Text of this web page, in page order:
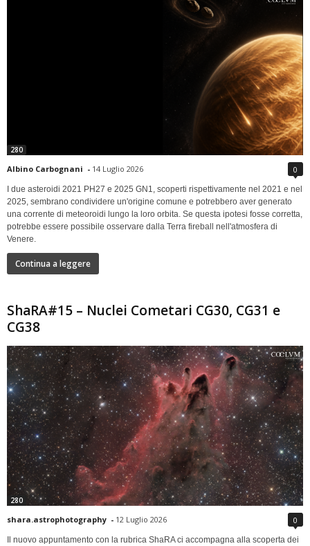
280
Albino Carbognani - 14 Luglio 2026 0
I due asteroidi 2021 PH27 e 2025 GN1, scoperti rispettivamente nel 2021 e nel
2025, sembrano condividere un'origine comune e potrebbero aver generato
una corrente di meteoroidi lungo la loro orbita. Se questa ipotesi fosse corretta,
potrebbe essere possibile osservare dalla Terra fireball nell'atmosfera di
Venere.
Continua a leggere
ShaRA#15 – Nuclei Cometari CG30, CG31 e
CG38
280
shara.astrophotography - 12 Luglio 2026 0
Il nuovo appuntamento con la rubrica ShaRA ci accompagna alla scoperta dei